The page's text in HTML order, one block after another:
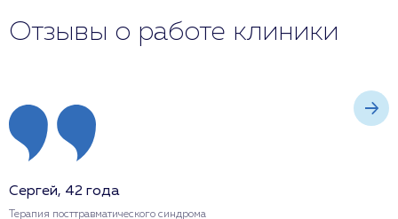
Отзывы о работе клиники
Сергей, 42 года
Терапия посттравматического синдрома